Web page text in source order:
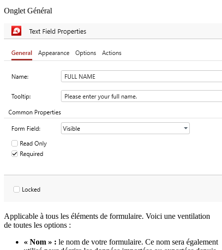
Onglet Général
Applicable à tous les éléments de formulaire. Voici une ventilation
de toutes les options :
« Nom » : le nom de votre formulaire. Ce nom sera également